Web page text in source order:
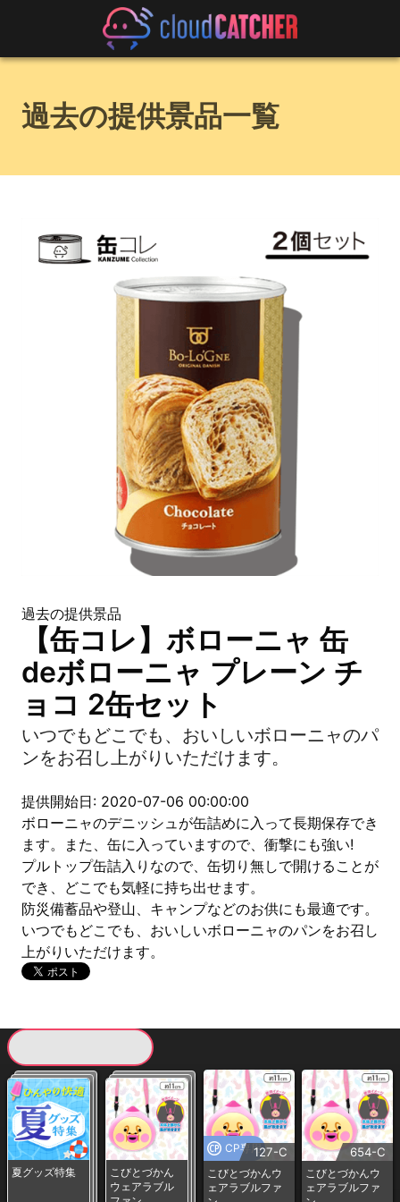
過去の提供景品一覧
過去の提供景品
【缶コレ】ボローニャ 缶
deボローニャ プレーン チ
ョコ 2缶セット
いつでもどこでも、おいしいボローニャのパ
ンをお召し上がりいただけます。
提供開始日: 2020-07-06 00:00:00
ボローニャのデニッシュが缶詰めに入って長期保存でき
ます。また、缶に入っていますので、衝撃にも強い!
プルトップ缶詰入りなので、缶切り無しで開けることが
でき、どこでも気軽に持ち出せます。
防災備蓄品や登山、キャンプなどのお供にも最適です。
いつでもどこでも、おいしいボローニャのパンをお召し
上がりいただけます。
夏グッズ特集
こびとづかん
ウェアラブル
CP専用127-C
こびとづかんウ
ェアラブルファ
654-C
こびとづかんウ
ェアラブルファ